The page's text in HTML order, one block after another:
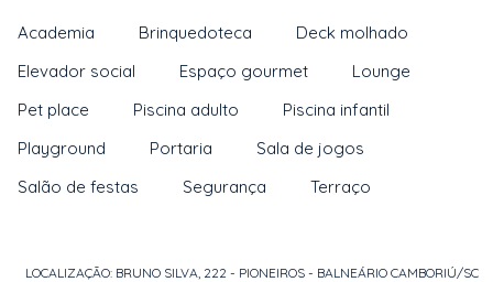
Academia Brinquedoteca
Deck molhado
Elevador social
Espaço gourmet
Lounge
Pet place
Piscina adulto
Piscina infantil
Playground
Portaria
Sala de jogos
Salão de festas
Segurança Terraço
LOCALIZAÇÃO: BRUNO SILVA, 222 - PIONEIROS - BALNEÁRIO CAMBORIÚ/SC